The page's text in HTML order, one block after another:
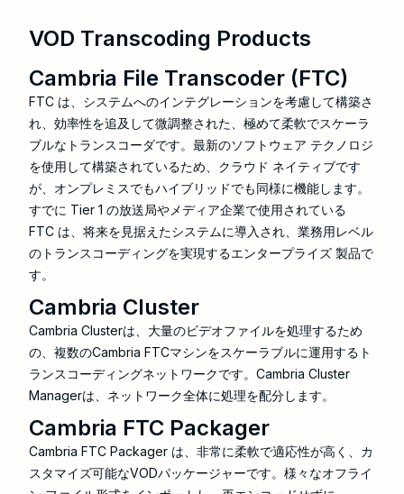
VOD Transcoding Products
Cambria File Transcoder (FTC)
FTC は、システムへのインテグレーションを考慮して構築さ
れ、効率性を追及して微調整された、極めて柔軟でスケーラ
ブルなトランスコーダです。最新のソフトウェア テクノロジ
を使用して構築されているため、クラウド ネイティブです
が、オンプレミスでもハイブリッドでも同様に機能します。
すでに Tier 1 の放送局やメディア企業で使用されている
FTC は、将来を見据えたシステムに導入され、業務用レベル
のトランスコーディングを実現するエンタープライズ 製品で
す。
Cambria Cluster
Cambria Clusterは、大量のビデオファイルを処理するため
の、複数のCambria FTCマシンをスケーラブルに運用するト
ランスコーディングネットワークです。Cambria Cluster
Managerは、ネットワーク全体に処理を配分します。
Cambria FTC Packager
Cambria FTC Packager は、非常に柔軟で適応性が高く、カ
スタマイズ可能なVODパッケージャーです。様々なオフライ